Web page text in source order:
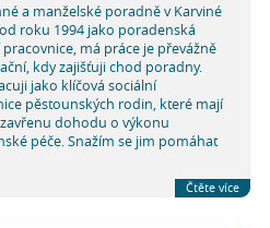
a manželské poradně v Karviné
roku 1994 jako poradenská
má práce je převážně
kdy zajišťuji chod poradny.
jako klíčová sociální
pěstounských rodin, které mají
dohodu o výkonu
péče. Snažím se jim pomáhat
Čtěte více